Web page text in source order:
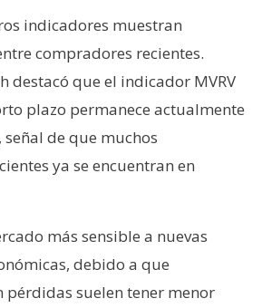
indicadores muestran
compradores recientes.
destacó que el indicador MVRV
plazo permanece actualmente
de que muchos
ya se encuentran en
más sensible a nuevas
debido a que
pérdidas suelen tener menor